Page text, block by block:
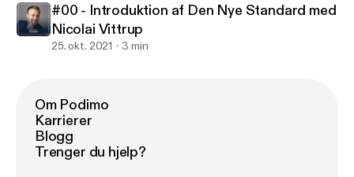
#00 - Introduktion af Den Nye Standard med
Nicolai Vittrup
25. okt. 2021 3 min
Om Podimo
Karrierer
Blogg
Trenger du hjelp?